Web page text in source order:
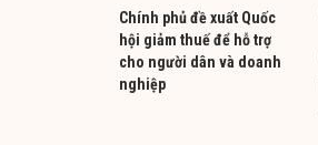
Chính phủ đề xuất Quốc
hội giảm thuế để hỗ trợ
cho người dân và doanh
nghiệp